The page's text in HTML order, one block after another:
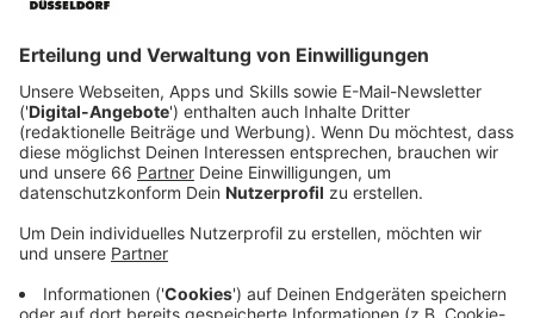
warnen die Experten jetzt vor
schützen können.
Veröffentlicht:Freitag, 06.06.2025 05:57
Anzeige
So erkennen wir verdächtige Nachrichten
Anzeige